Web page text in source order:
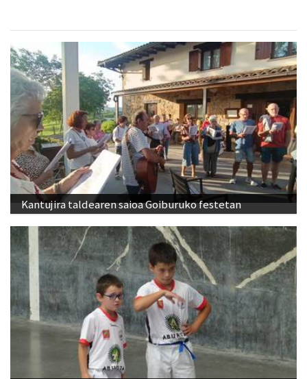
Kantujira taldearen saioa Goiburuko festetan